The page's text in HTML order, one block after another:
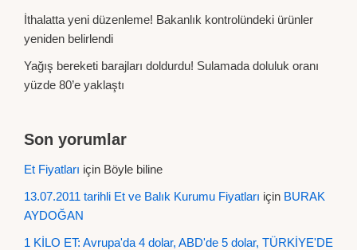
İthalatta yeni düzenleme! Bakanlık kontrolündeki ürünler
yeniden belirlendi
Yağış bereketi barajları doldurdu! Sulamada doluluk oranı
yüzde 80’e yaklaştı
Son yorumlar
Et Fiyatları için Böyle biline
13.07.2011 tarihli Et ve Balık Kurumu Fiyatları için BURAK
AYDOĞAN
1 KİLO ET: Avrupa'da 4 dolar, ABD'de 5 dolar, TÜRKİYE'DE